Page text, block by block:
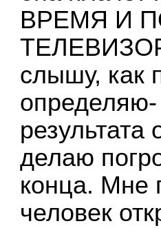
ВРЕМЯ И
слышу, как
делаю
конца. Мне
человек